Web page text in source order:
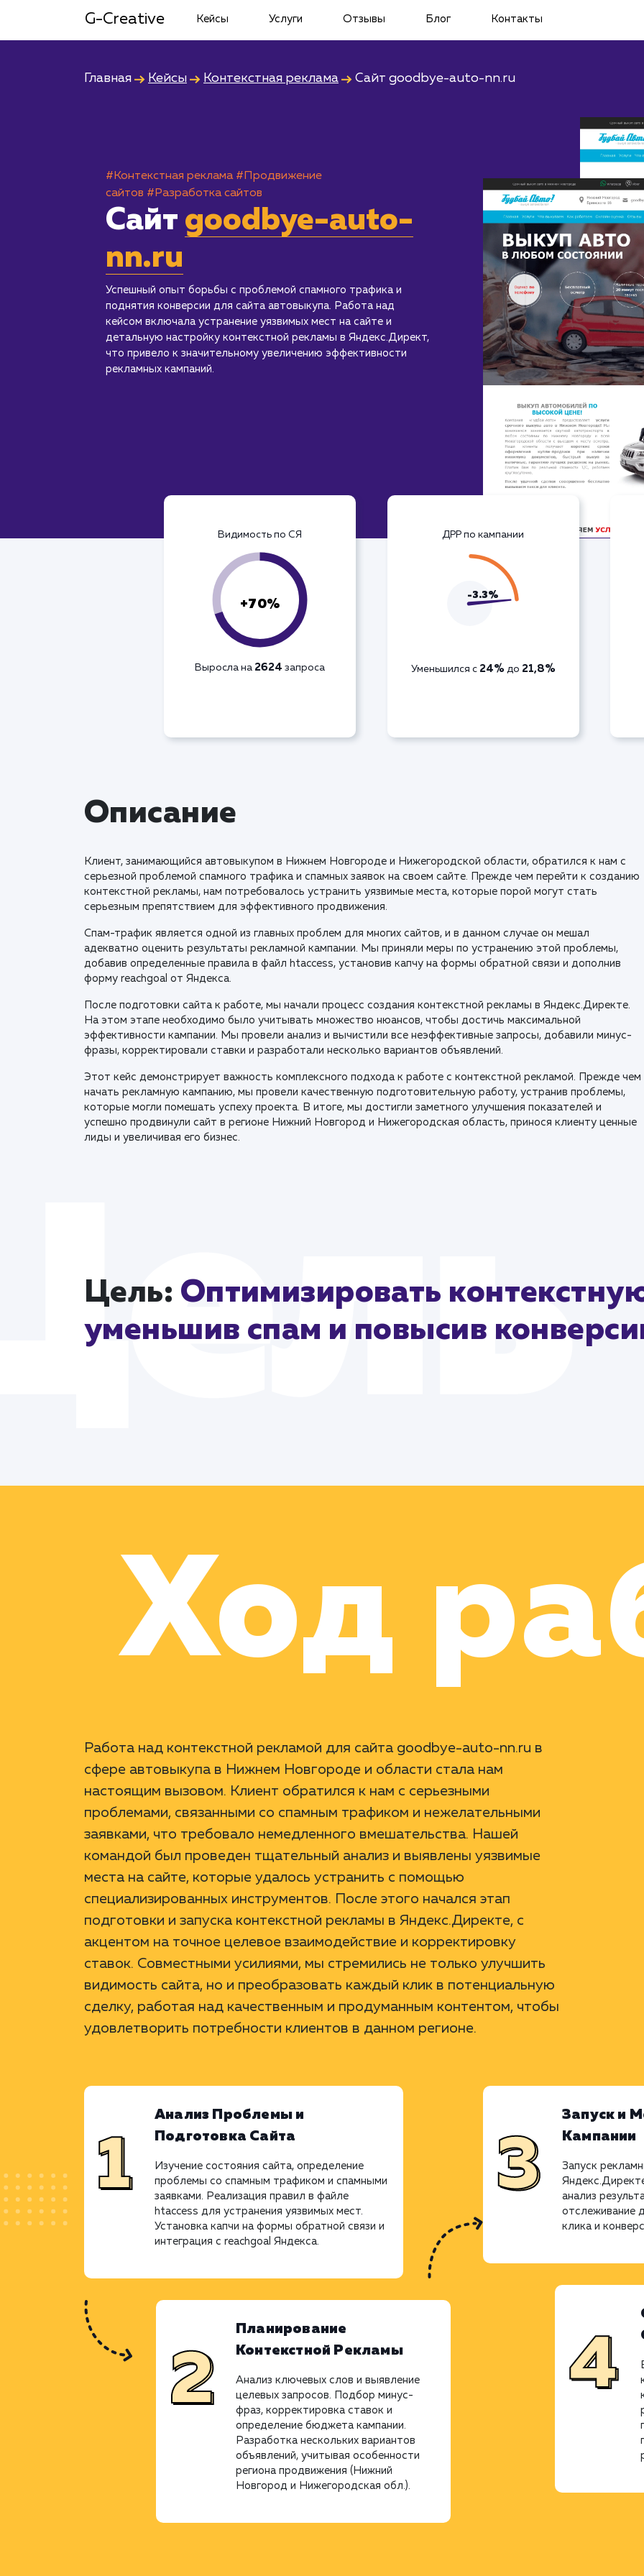
G-Creative Кейсы Услуги Отзывы Блог Контакты
Главная Кейсы Контекстная реклама Сайт goodbye-auto-nn.ru
#Контекстная реклама #Продвижение
сайтов #Разработка сайтов
Сайт goodbye-auto-
nn.ru
Успешный опыт борьбы с проблемой спамного трафика и
поднятия конверсии для сайта автовыкупа. Работа над
кейсом включала устранение уязвимых мест на сайте и
детальную настройку контекстной рекламы в Яндекс.Директ,
что привело к значительному увеличению эффективности
рекламных кампаний.
Видимость по СЯ
+70%
Выросла на 2624 запроса
ДРР по кампании
-3.3%
Уменьшился с 24% до 21,8%
Описание
Клиент, занимающийся автовыкупом в Нижнем Новгороде и Нижегородской области, обратился к нам с
серьезной проблемой спамного трафика и спамных заявок на своем сайте. Прежде чем перейти к созданию
контекстной рекламы, нам потребовалось устранить уязвимые места, которые порой могут стать
серьезным препятствием для эффективного продвижения.
Спам-трафик является одной из главных проблем для многих сайтов, и в данном случае он мешал
адекватно оценить результаты рекламной кампании. Мы приняли меры по устранению этой проблемы,
добавив определенные правила в файл htaccess, установив капчу на формы обратной связи и дополнив
форму reachgoal от Яндекса.
После подготовки сайта к работе, мы начали процесс создания контекстной рекламы в Яндекс.Директе.
На этом этапе необходимо было учитывать множество нюансов, чтобы достичь максимальной
эффективности кампании. Мы провели анализ и вычистили все неэффективные запросы, добавили минус-
фразы, корректировали ставки и разработали несколько вариантов объявлений.
Этот кейс демонстрирует важность комплексного подхода к работе с контекстной рекламой. Прежде чем
начать рекламную кампанию, мы провели качественную подготовительную работу, устранив проблемы,
которые могли помешать успеху проекта. В итоге, мы достигли заметного улучшения показателей и
успешно продвинули сайт в регионе Нижний Новгород и Нижегородская область, принося клиенту ценные
лиды и увеличивая его бизнес.
Цель: Оптимизировать
уменьшив спам и повысив
Ход
Работа над контекстной рекламой для сайта goodbye-auto-nn.ru в
сфере автовыкупа в Нижнем Новгороде и области стала нам
настоящим вызовом. Клиент обратился к нам с серьезными
проблемами, связанными со спамным трафиком и нежелательными
заявками, что требовало немедленного вмешательства. Нашей
командой был проведен тщательный анализ и выявлены уязвимые
места на сайте, которые удалось устранить с помощью
специализированных инструментов. После этого начался этап
подготовки и запуска контекстной рекламы в Яндекс.Директе, с
акцентом на точное целевое взаимодействие и корректировку
ставок. Совместными усилиями, мы стремились не только улучшить
видимость сайта, но и преобразовать каждый клик в потенциальную
сделку, работая над качественным и продуманным контентом, чтобы
удовлетворить потребности клиентов в данном регионе.
Анализ Проблемы и
Подготовка Сайта
Изучение состояния сайта, определение
проблемы со спамным трафиком и спамными
заявками. Реализация правил в файле
htaccess для устранения уязвимых мест.
Установка капчи на формы обратной связи и
интеграция с reachgoal Яндекса.
Планирование
Контекстной Рекламы
Анализ ключевых слов и выявление
целевых запросов. Подбор минус-
фраз, корректировка ставок и
определение бюджета кампании.
Разработка нескольких вариантов
объявлений, учитывая особенности
региона продвижения (Нижний
Новгород и Нижегородская обл.).
Запуск и
Кампании
Запуск
анализ
отслеживание
клика и